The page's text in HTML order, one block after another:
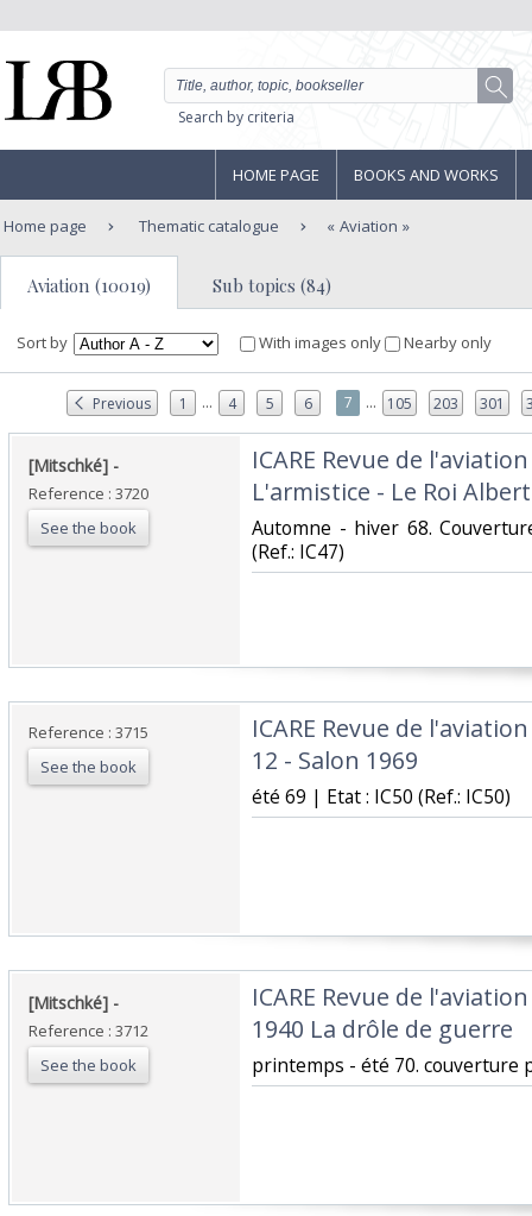
Search by criteria
HOME PAGE BOOKS AND WORKS
Home page Thematic catalogue Aviation
Aviation (10019) Sub topics (84)
Sort by With images only Nearby only
Previous 1 ... 4 5 6 7 ... 105 203 301
‎[Mitschké] - ‎ ‎‎
Reference : 3720
See the book
‎ICARE Revue de
L'armistice - Le Roi Albert‎
‎Automne - hiver 68.
(Ref.: IC47)‎
Reference : 3715
See the book
‎ICARE Revue de
12 - Salon 1969‎
‎été 69 | Etat : IC50 (Ref.: IC50)‎
‎[Mitschké] - ‎ ‎‎
Reference : 3712
See the book
‎ICARE Revue de
1940 La drôle de guerre‎
‎printemps - été 70. couverture